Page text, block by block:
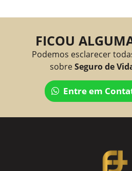
FICOU
Podemos esclarecer
sobreSeguro de
Entre em